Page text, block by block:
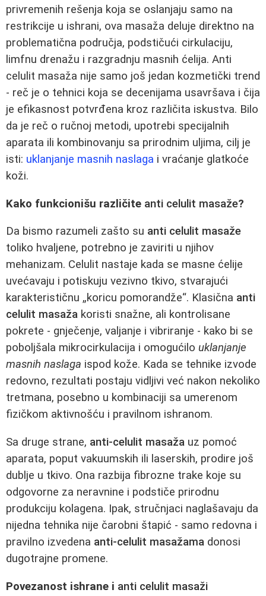
privremenih rešenja koja se oslanjaju samo na
restrikcije u ishrani, ova masaža deluje direktno na
problematična područja, podstičući cirkulaciju,
limfnu drenažu i razgradnju masnih ćelija. Anti
celulit masaža nije samo još jedan kozmetički trend
- reč je o tehnici koja se decenijama usavršava i čija
je efikasnost potvrđena kroz različita iskustva. Bilo
da je reč o ručnoj metodi, upotrebi specijalnih
aparata ili kombinovanju sa prirodnim uljima, cilj je
isti: uklanjanje masnih naslaga i vraćanje glatkoće
koži.
Kako funkcionišu različite anti celulit masaže?
Da bismo razumeli zašto su anti celulit masaže
toliko hvaljene, potrebno je zaviriti u njihov
mehanizam. Celulit nastaje kada se masne ćelije
uvećavaju i potiskuju vezivno tkivo, stvarajući
karakterističnu „koricu pomorandže“. Klasična anti
celulit masaža koristi snažne, ali kontrolisane
pokrete - gnječenje, valjanje i vibriranje - kako bi se
poboljšala mikrocirkulacija i omogućilo uklanjanje
masnih naslaga ispod kože. Kada se tehnike izvode
redovno, rezultati postaju vidljivi već nakon nekoliko
tretmana, posebno u kombinaciji sa umerenom
fizičkom aktivnošću i pravilnom ishranom.
Sa druge strane, anti-celulit masaža uz pomoć
aparata, poput vakuumskih ili laserskih, prodire još
dublje u tkivo. Ona razbija fibrozne trake koje su
odgovorne za neravnine i podstiče prirodnu
produkciju kolagena. Ipak, stručnjaci naglašavaju da
nijedna tehnika nije čarobni štapić - samo redovna i
pravilno izvedena anti-celulit masažama donosi
dugotrajne promene.
Povezanost ishrane i anti celulit masaži